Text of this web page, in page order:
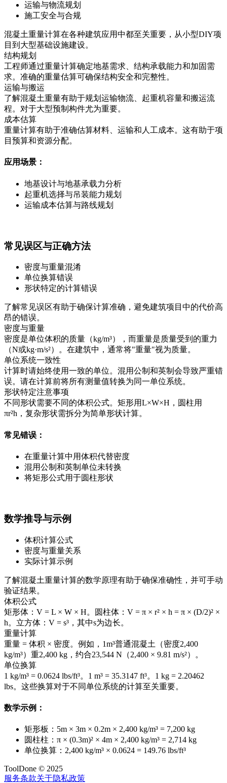
运输与物流规划
施工安全与合规
混凝土重量计算在各种建筑应用中都至关重要，从小型DIY项
目到大型基础设施建设。
结构规划
工程师通过重量计算确定地基需求、结构承载能力和加固需
求。准确的重量估算可确保结构安全和完整性。
运输与搬运
了解混凝土重量有助于规划运输物流、起重机容量和搬运流
程。对于大型预制构件尤为重要。
成本估算
重量计算有助于准确估算材料、运输和人工成本。这有助于项
目预算和资源分配。
应用场景：
地基设计与地基承载力分析
起重机选择与吊装能力规划
运输成本估算与路线规划
常见误区与正确方法
密度与重量混淆
单位换算错误
形状特定的计算错误
了解常见误区有助于确保计算准确，避免建筑项目中的代价高
昂的错误。
密度与重量
密度是单位体积的质量（kg/m³），而重量是质量受到的重力
（N或kg·m/s²）。在建筑中，通常将"重量"视为质量。
单位系统一致性
计算时请始终使用一致的单位。混用公制和英制会导致严重错
误。请在计算前将所有测量值转换为同一单位系统。
形状特定注意事项
不同形状需要不同的体积公式。矩形用L×W×H，圆柱用
πr²h，复杂形状需拆分为简单形状计算。
常见错误：
在重量计算中用体积代替密度
混用公制和英制单位未转换
将矩形公式用于圆柱形状
数学推导与示例
体积计算公式
密度与重量关系
实际计算示例
了解混凝土重量计算的数学原理有助于确保准确性，并可手动
验证结果。
体积公式
矩形体：V = L × W × H。圆柱体：V = π × r² × h = π × (D/2)² ×
h。立方体：V = s³，其中s为边长。
重量计算
重量 = 体积 × 密度。例如，1m³普通混凝土（密度2,400
kg/m³）重2,400 kg，约合23,544 N（2,400 × 9.81 m/s²）。
单位换算
1 kg/m³ = 0.0624 lbs/ft³。1 m³ = 35.3147 ft³。1 kg = 2.20462
lbs。这些换算对于不同单位系统的计算至关重要。
数学示例：
矩形板：5m × 3m × 0.2m × 2,400 kg/m³ = 7,200 kg
圆柱柱：π × (0.3m)² × 4m × 2,400 kg/m³ = 2,714 kg
单位换算：2,400 kg/m³ × 0.0624 = 149.76 lbs/ft³
ToolDone © 2025
服务条款关于隐私政策